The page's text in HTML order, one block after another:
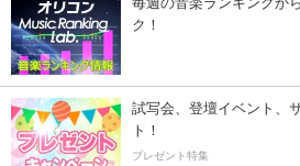
ク！
試写会、登壇イベント、
ト！
プレゼント特集